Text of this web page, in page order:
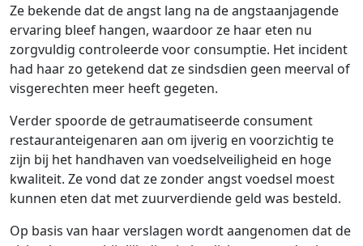
Ze bekende dat de angst lang na de angstaanjagende
ervaring bleef hangen, waardoor ze haar eten nu
zorgvuldig controleerde voor consumptie. Het incident
had haar zo getekend dat ze sindsdien geen meerval of
visgerechten meer heeft gegeten.
Verder spoorde de getraumatiseerde consument
restauranteigenaren aan om ijverig en voorzichtig te
zijn bij het handhaven van voedselveiligheid en hoge
kwaliteit. Ze vond dat ze zonder angst voedsel moest
kunnen eten dat met zuurverdiende geld was besteld.
Op basis van haar verslagen wordt aangenomen dat de